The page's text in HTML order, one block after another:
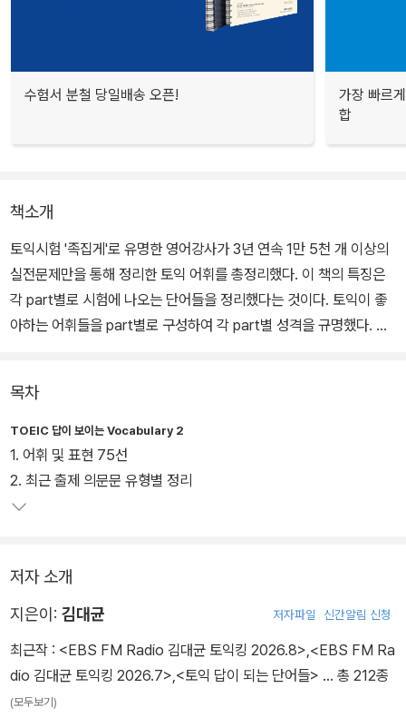
수험서 분철 당일배송 오픈!
가장 빠르
합
책소개
토익시험 '족집게'로 유명한 영어강사가 3년 연속 1만 5천 개 이상의
실전문제만을 통해 정리한 토익 어휘를 총정리했다. 이 책의 특징은
각 part별로 시험에 나오는 단어들을 정리했다는 것이다. 토익이 좋
아하는 어휘들을 part별로 구성하여 각 part별 성격을 규명했다. 특
시험에 나오지 않은 단어는 하나도 없도록 배려했다. 주제별 단어, 필
수 숙어도 정리하였으며 부록으로 similar words 및 표현들을 정리
했다.
게 권할만하다.
목차
TOEIC 답이 보이는 Vocabulary 2
1. 어휘 및 표현 75선
2. 최근 출제 의문문 유형별 정리
저자 소개
지은이: 김대균 저자파일 신간알림 신청
최근작 : <EBS FM Radio 김대균 토익킹 2026.8>,<EBS FM Ra
dio 김대균 토익킹 2026.7>,<토익 답이 되는 단어들> … 총 212종
(모두보기)